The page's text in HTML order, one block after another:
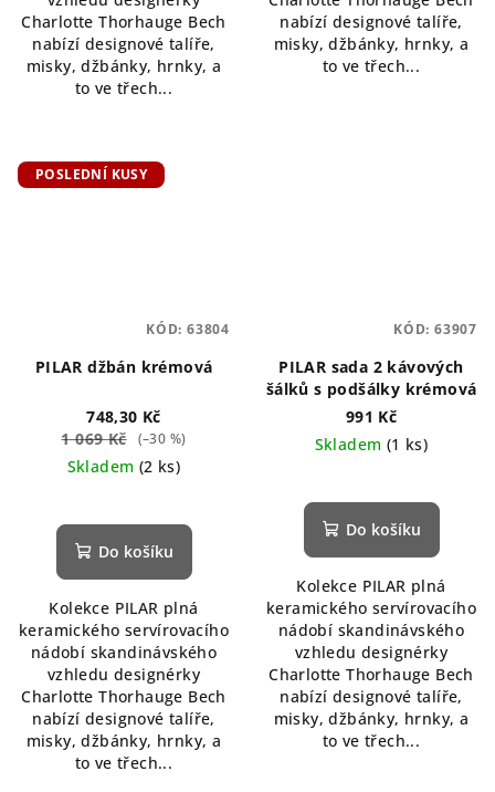
Charlotte Thorhauge Bech
nabízí designové talíře,
misky, džbánky, hrnky, a
to ve třech...
nabízí designové talíře,
misky, džbánky, hrnky, a
to ve třech...
POSLEDNÍ KUSY
PILAR džbán krémová
748,30 Kč
1 069 Kč
(–30 %)
Skladem (2 ks)
Do košíku
Kolekce PILAR plná
keramického servírovacího
nádobí skandinávského
vzhledu designérky
Charlotte Thorhauge Bech
nabízí designové talíře,
misky, džbánky, hrnky, a
to ve třech...
KÓD: 63804
PILAR sada 2 kávových
šálků s podšálky krémová
991 Kč
Skladem (1 ks)
Do košíku
Kolekce PILAR plná
keramického servírovacího
nádobí skandinávského
vzhledu designérky
Charlotte Thorhauge Bech
nabízí designové talíře,
misky, džbánky, hrnky, a
to ve třech...
KÓD: 63907